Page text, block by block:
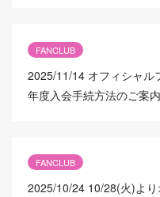
FANCLUB
2025/11/14 オフィシャル
年度入会手続方法のご案内
FANCLUB
2025/10/24 10/28(火)よ